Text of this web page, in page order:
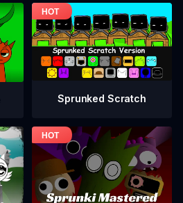
Sprunked Scratch